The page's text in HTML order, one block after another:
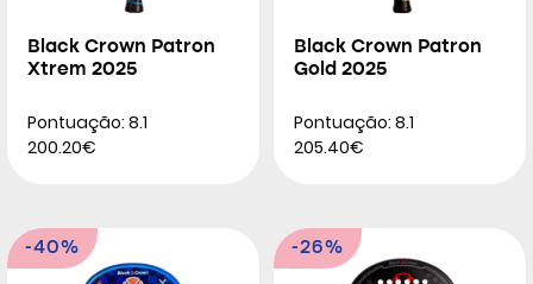
Black Crown Patron
Xtrem 2025
Pontuação: 8.1
200.20€
Black Crown Patron
Gold 2025
Pontuação: 8.1
205.40€
-40% -26%